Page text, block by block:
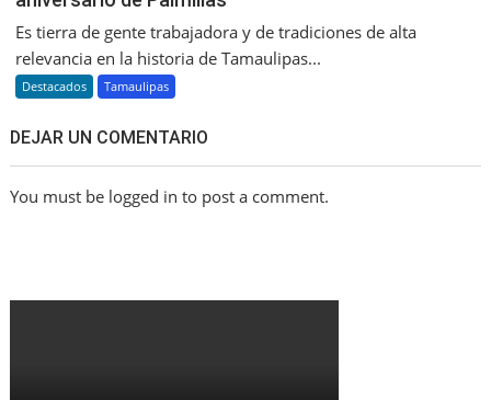
Es tierra de gente trabajadora y de tradiciones de alta
relevancia en la historia de Tamaulipas...
Destacados Tamaulipas
DEJAR UN COMENTARIO
You must be logged in to post a comment.